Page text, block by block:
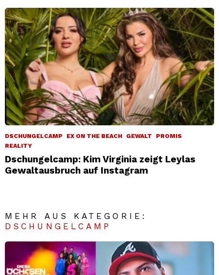
DSCHUNGELCAMP EX ON THE BEACH GEWALT
PROMIS
REALITY
Dschungelcamp: Kim Virginia zeigt Leylas
Gewaltausbruch auf Instagram
MEHR AUS KATEGORIE:
DSCHUNGELCAMP